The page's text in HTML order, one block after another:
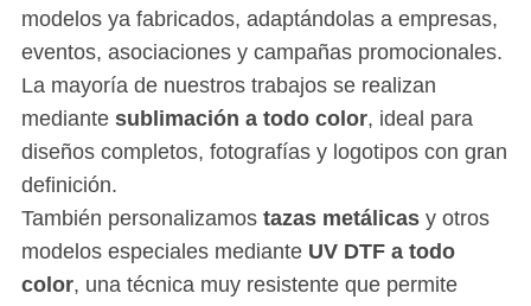
modelos ya fabricados, adaptándolas a empresas,
eventos, asociaciones y campañas promocionales.
La mayoría de nuestros trabajos se realizan
mediante sublimación a todo color, ideal para
diseños completos, fotografías y logotipos con gran
definición.
También personalizamos tazas metálicasy otros
modelos especiales mediante UV DTF a todo
color, una técnica muy resistente que permite